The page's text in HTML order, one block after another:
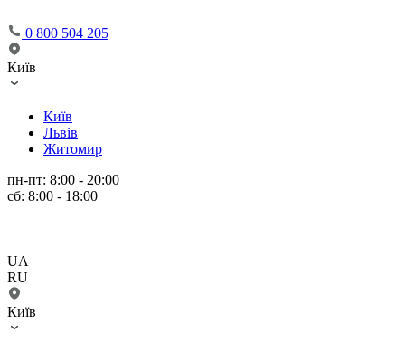
0 800 504 205
Київ
Київ
Львів
Житомир
пн-пт: 8:00 - 20:00
сб: 8:00 - 18:00
UA
RU
Київ